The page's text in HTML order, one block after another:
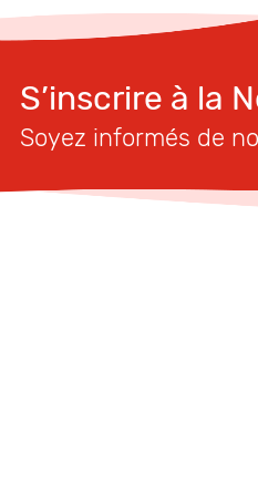
S’inscrire à la
Soyez informés de